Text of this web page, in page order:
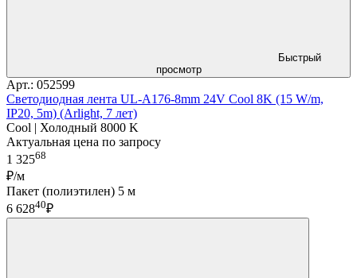
Быстрый
просмотр
Арт.: 052599
Светодиодная лента UL-A176-8mm 24V Cool 8K (15 W/m,
IP20, 5m) (Arlight, 7 лет)
Cool | Холодный 8000 K
Актуальная цена по запросу
1 32568
₽/м
Пакет (полиэтилен) 5 м
6 62840₽